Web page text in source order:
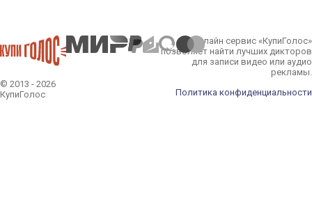
© 2013 - 2026
КупиГолос
Онлайн сервис «КупиГолос»
позволяет найти лучших дикторов
для записи видео или аудио
рекламы.
Политика конфиденциальности